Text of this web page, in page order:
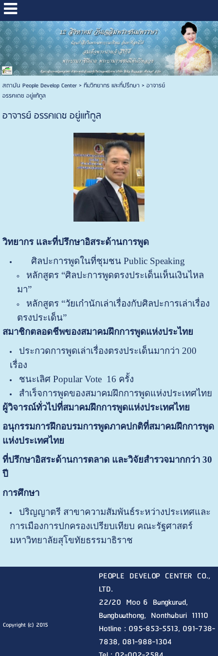
สถาบัน People Develop Center> ทีมวิทยากร และที่ปรึกษา > อาจารย์
อรรคเดช อยู่แท้กูล
อาจารย์ อรรคเดช อยู่แท้กูล
วิทยากร และที่ปรึกษาอิสระด้านการพูด
ศิลปะการพูดในที่ชุมชน Public Speaking
หลักสูตร “ศิลปะการพูดตรงประเด็นเห็นเงินไหล
มา”
หลักสูตร “วัยเก๋านักเล่าเรื่องกับศิลปะการเล่าเรื่อง
ตรงประเด็น”
สมาชิกตลอดชีพของสมาคมฝึกการพูดแห่งประไทย
ประกวดการพูดเล่าเรื่องตรงประเด็นมากว่า 200
เรื่อง
ชนะเลิศ Popular Vote 16 ครั้ง
สำเร็จการพูดของสมาคมฝึกการพูดแห่งประเทศไทย
ผู้วิจารณ์ทั่วไปที่สมาคมฝึกการพูดแห่งประเทศไทย
อนุกรรมการฝึกอบรมการพูดภาคปกติที่สมาคมฝึกการพูด
แห่งประเทศไทย
ที่ปรึกษาอิสระด้านการตลาด และวิจัยสำรวจมากกว่า 30
ปี
การศึกษา
ปริญญาตรี สาขาความสัมพันธ์ระหว่างประเทศและ
การเมืองการปกครองเปรียบเทียบ คณะรัฐศาสตร์
มหาวิทยาลัยสุโขทัยธรรมาธิราช
Copyright (c) 2015
PEOPLE DEVELOP CENTER CO.,
LTD.
22/20 Moo 6 Bangkurad,
Bangbuathong, Nonthaburi 11110
Hotline : 095-853-5513, 091-738-
7838, 081-988-1304